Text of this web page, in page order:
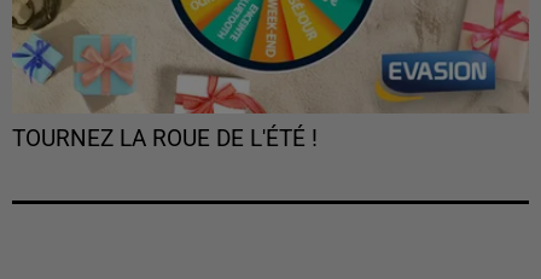
TOURNEZ LA ROUE DE L'ÉTÉ !